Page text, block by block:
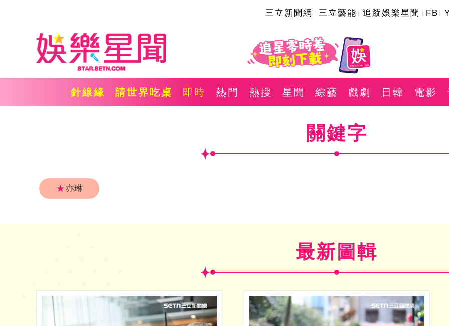
三立新聞網 三立藝能 追蹤娛樂星聞 FB
針線緣 請世界吃桌 即時 熱門 熱搜 星聞 綜藝 戲劇 日韓 電影
關鍵字
★亦琳
最新圖輯